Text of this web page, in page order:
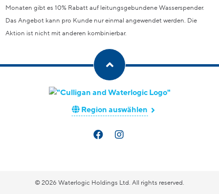
Monaten gibt es 10% Rabatt auf leitungsgebundene Wasserspender.
Das Angebot kann pro Kunde nur einmal angewendet werden. Die
Aktion ist nicht mit anderen kombinierbar.
Region auswählen
© 2026 Waterlogic Holdings Ltd. All rights reserved.